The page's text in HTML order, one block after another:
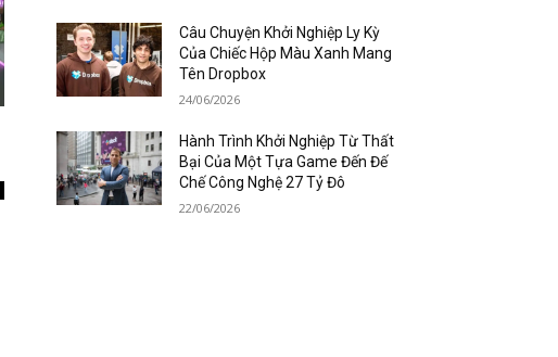
Câu Chuyện Khởi Nghiệp Ly Kỳ
Của Chiếc Hộp Màu Xanh Mang
Tên Dropbox
24/06/2026
Hành Trình Khởi Nghiệp Từ Thất
Bại Của Một Tựa Game Đến Đế
Chế Công Nghệ 27 Tỷ Đô
22/06/2026